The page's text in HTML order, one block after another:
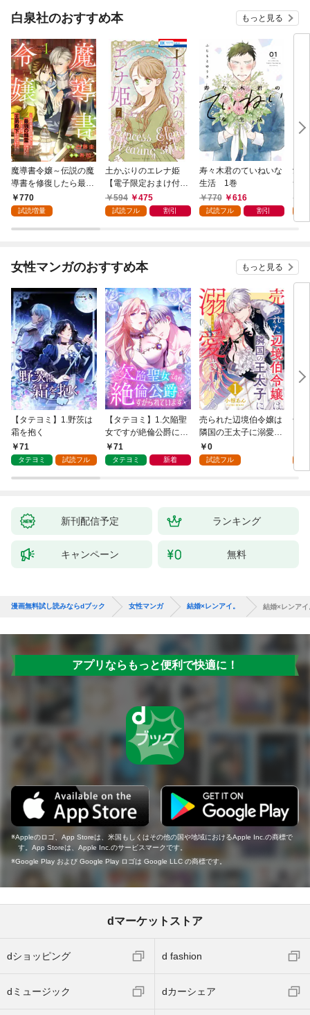
白泉社のおすすめ本 もっと見る
魔導書令嬢～伝説の魔
導書を修復したら最強
の精霊が味方になりま
した（クールな王弟殿
にいます）～【おまけ
巻
770
試読増量
土かぶりのエレナ姫
【電子限定おまけ付
き】 1巻
594 475
試読フル 割引
寿々木君のていねいな
生活 1巻
770
616
試読フル 割引
愛
つ
女性マンガのおすすめ本 もっと見る
【タテヨミ】1.野茨は
霜を抱く
71
タテヨミ 試読フル
【タテヨミ】1.欠陥聖
女ですが絶倫公爵にす
がられています
71
タテヨミ 新着
売られた辺境伯令嬢は
隣国の王太子に溺愛さ
れる 1
0
試読フル
千
家
新刊配信予定 ランキング
キャンペーン 無料
漫画無料試し読みならdブック 女性マンガ 結婚×レンアイ。 結婚×レンア
アプリならもっと便利で快適に！
Appleのロゴ、App Storeは、米国もしくはその他の国や地域におけるApple Inc.の商標で
す。App Storeは、Apple Inc.のサービスマークです。
Google Play および Google Play ロゴは Google LLC の商標です。
dマーケットストア
dショッピング d fashion
dミュージック dカーシェア